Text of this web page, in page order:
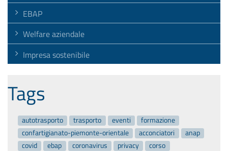
EBAP
Welfare aziendale
Impresa sostenibile
Tags
autotrasporto trasporto eventi
formazione
confartigianato-piemonte-orientale
acconciatori
anap
covid
ebap coronavirus privacy
corso